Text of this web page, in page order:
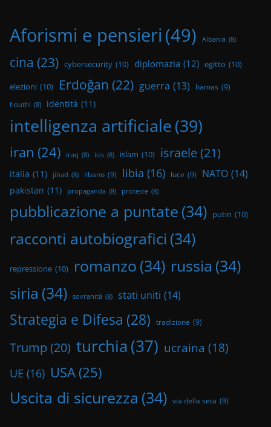
Aforismi e pensieri (49) Albania (8)
cina (23) cybersecurity (10) diplomazia (12) egitto (10)
elezioni (10) Erdoğan (22) guerra (13) hamas (9)
houthi (8) identità (11)
intelligenza artificiale(39)
iran (24) iraq (8) isis (8) islam (10) israele(21)
italia (11) jihad (8) libano (9) libia (16) luce (9) NATO (14)
pakistan (11) propaganda (8) proteste (8)
pubblicazione a puntate (34) putin (10)
racconti autobiografici (34)
repressione (10) romanzo (34) russia (34)
siria (34) sovranità (8) stati uniti (14)
Strategia e Difesa (28) tradizione (9)
Trump (20) turchia(37) ucraina (18)
UE (16) USA (25)
Uscita di sicurezza (34) via della seta (9)